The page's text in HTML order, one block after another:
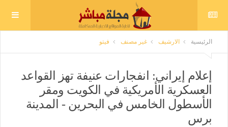
الرئيسية الارشيف غير مصنف فيتو
إعلام إيراني: انفجارات عنيفة تهز القواعد
العسكرية الأمريكية في الكويت ومقر
الأسطول الخامس في البحرين - المدينة
برس